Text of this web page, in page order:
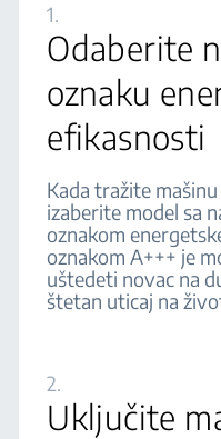
1.
Odaberite
oznaku
efikasnosti
Kada tražite
izaberite model sa
oznakom
oznakom A+++ je
uštedeti novac na
štetan uticaj na
2.
Uključite